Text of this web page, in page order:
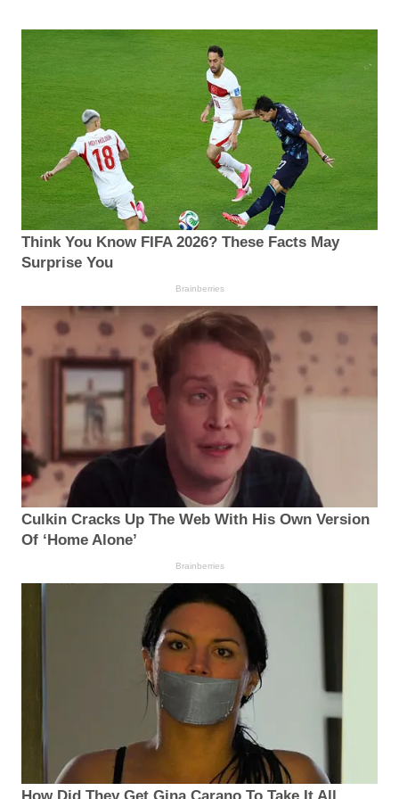
Think You Know FIFA 2026? These Facts May
Surprise You
Brainberries
Culkin Cracks Up The Web With His Own Version
Of ‘Home Alone’
Brainberries